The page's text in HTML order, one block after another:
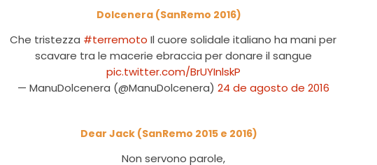
Dolcenera (SanRemo 2016)
Che tristezza #terremoto Il cuore solidale italiano ha mani per
scavare tra le macerie ebraccia per donare il sangue
pic.twitter.com/BrUYInlskP
— ManuDolcenera (@ManuDolcenera) 24 de agosto de 2016
Dear Jack (SanRemo 2015 e 2016)
Non servono parole,